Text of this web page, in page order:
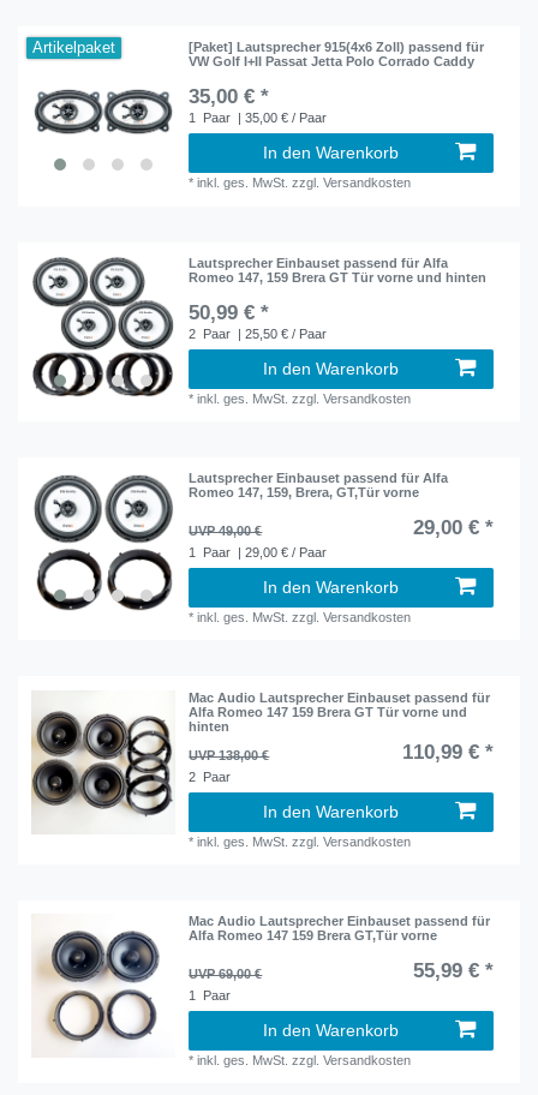
Artikelpaket
[Paket] Lautsprecher 915(4x6 Zoll) passend für
VW Golf I+II Passat Jetta Polo Corrado Caddy
35,00 € *
1 Paar | 35,00 € / Paar
In den Warenkorb
*inkl. ges. MwSt. zzgl.Versandkosten
Lautsprecher Einbauset passend für Alfa
Romeo 147, 159 Brera GT Tür vorne und hinten
50,99 € *
2 Paar | 25,50 € / Paar
In den Warenkorb
*inkl. ges. MwSt. zzgl.Versandkosten
Lautsprecher Einbauset passend für Alfa
Romeo 147, 159, Brera, GT,Tür vorne
UVP 49,00 € 29,00 € *
1 Paar | 29,00 € / Paar
In den Warenkorb
*inkl. ges. MwSt. zzgl.Versandkosten
Mac Audio Lautsprecher Einbauset passend für
Alfa Romeo 147 159 Brera GT Tür vorne und
hinten
UVP 138,00 €
110,99 € *
2 Paar
In den Warenkorb
*inkl. ges. MwSt. zzgl.Versandkosten
Mac Audio Lautsprecher Einbauset passend für
Alfa Romeo 147 159 Brera GT,Tür vorne
UVP 69,00 € 55,99 € *
1 Paar
In den Warenkorb
*inkl. ges. MwSt. zzgl.Versandkosten